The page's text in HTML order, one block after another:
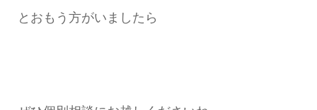
とおもう方がいましたら